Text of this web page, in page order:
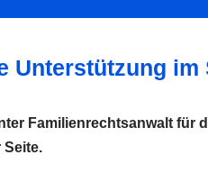
Unterstützung im
Familienrechtsanwalt für